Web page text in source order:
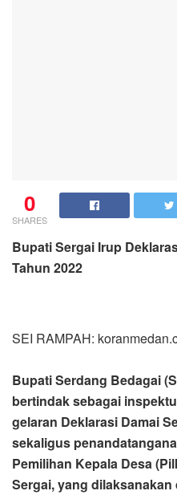
0
SHARES
Bupati Sergai Irup
Tahun 2022
SEI RAMPAH:
Bupati Serdang Bedagai
bertindak sebagai
gelaran Deklarasi Damai
sekaligus
Pemilihan Kepala Desa
Sergai, yang